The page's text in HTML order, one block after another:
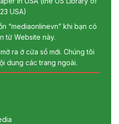
USA)
“mediaonlinevn” khi bạn có
từ Website này.
ra ở cửa sổ mới. Chúng tôi
dung các trang ngoài.